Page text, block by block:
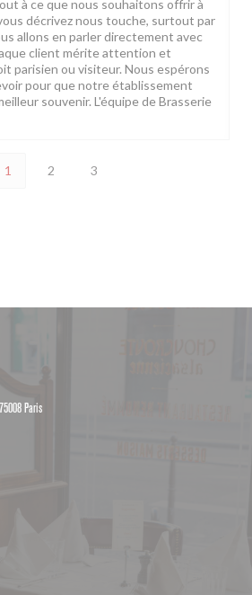
à ce que nous souhaitons offrir à
décrivez nous touche, surtout par
allons en parler directement avec
client mérite attention et
parisien ou visiteur. Nous espérons
pour que notre établissement
souvenir. L'équipe de Brasserie
1 2 3
Paris((在新窗口中打开))